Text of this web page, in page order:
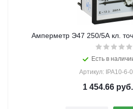
Амперметр Э47 250/5А кл.
Есть в
Артикул: IPA10-6-
1 454.66 руб.